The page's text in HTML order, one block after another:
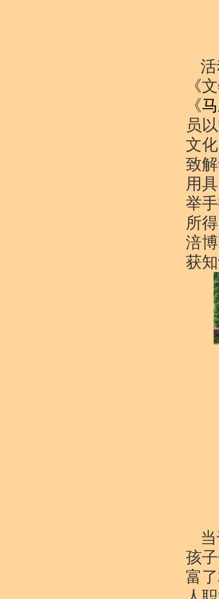
《
《
员
文
致
用
举
所
涪博
获
孩
富